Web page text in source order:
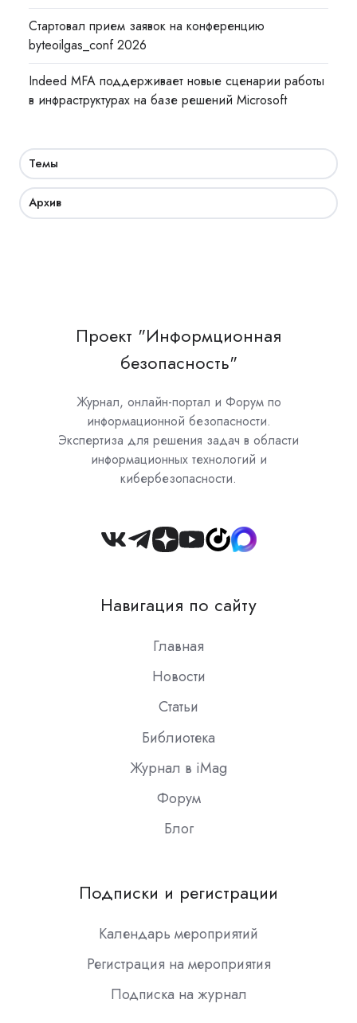
Стартовал прием заявок на конференцию
byteoilgas_conf 2026
Indeed MFA поддерживает новые сценарии работы
в инфраструктурах на базе решений Microsoft
Темы
Архив
Проект "Информционная
безопасность"
Журнал, онлайн-портал и Форум по
информационной безопасности.
Экспертиза для решения задач в области
информационных технологий и
кибербезопасности.
Join
Slack
Навигация по сайту
Главная
Новости
Статьи
Библиотека
Журнал в iMag
Форум
Блог
Подписки и регистрации
Календарь мероприятий
Регистрация на мероприятия
Подписка на журнал